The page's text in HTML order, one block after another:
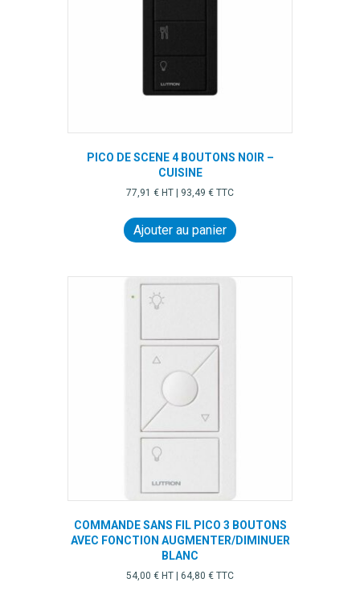
PICO DE SCENE 4 BOUTONS NOIR –
CUISINE
77,91 € HT | 93,49 € TTC
Ajouter au panier
COMMANDE SANS FIL PICO 3 BOUTONS
AVEC FONCTION AUGMENTER/DIMINUER
BLANC
54,00 € HT | 64,80 € TTC